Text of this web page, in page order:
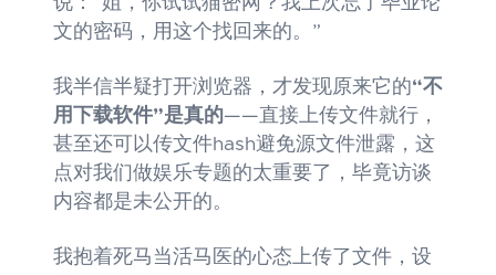
文的密码，用这个找回来的。”
我半信半疑打开浏览器，才发现原来它的“不
用下载软件”是真的——直接上传文件就行，
甚至还可以传文件hash避免源文件泄露，这
点对我们做娱乐专题的太重要了，毕竟访谈
内容都是未公开的。
我抱着死马当活马医的心态上传了文件，设